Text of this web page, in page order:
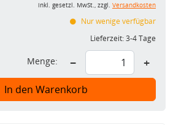
inkl. gesetzl. MwSt., zzgl. Versandkosten
Nur wenige verfügbar
Lieferzeit:3-4 Tage
Menge: − +
In den Warenkorb